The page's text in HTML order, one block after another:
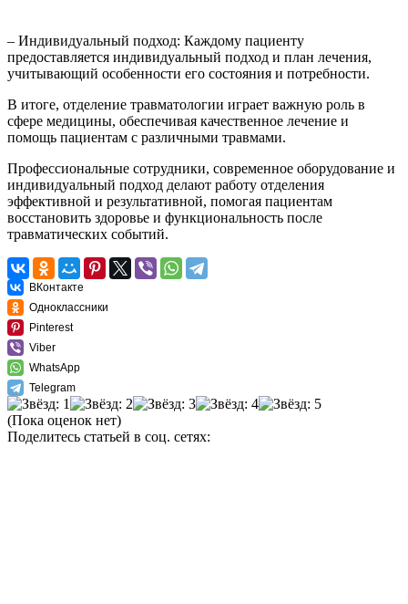
– Индивидуальный подход: Каждому пациенту
предоставляется индивидуальный подход и план лечения,
учитывающий особенности его состояния и потребности.
В итоге, отделение травматологии играет важную роль в
сфере медицины, обеспечивая качественное лечение и
помощь пациентам с различными травмами.
Профессиональные сотрудники, современное оборудование и
индивидуальный подход делают работу отделения
эффективной и результативной, помогая пациентам
восстановить здоровье и функциональность после
травматических событий.
ВКонтакте
Одноклассники
Pinterest
Viber
WhatsApp
Telegram
(Пока оценок нет)
Поделитесь статьей в соц. сетях: